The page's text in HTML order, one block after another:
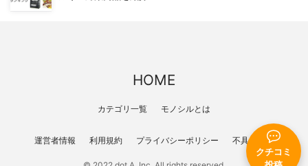
クチコミ
HOME
カテゴリ一覧 モノシルとは
運営者情報 利用規約 プライバシーポリシー 不具合報告